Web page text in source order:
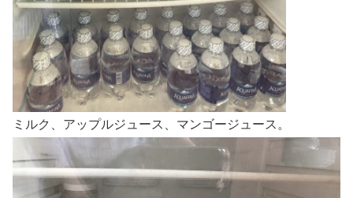
ミルク、アップルジュース、マンゴージュース。